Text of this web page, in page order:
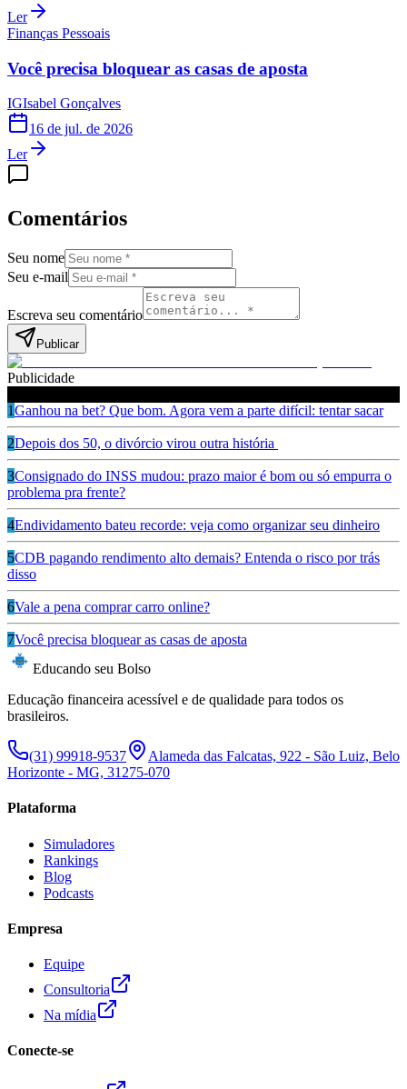
Ler
Finanças Pessoais
Você precisa bloquear as casas de aposta
IGIsabel Gonçalves
16 de jul. de 2026
Ler
Comentários
Seu nome
Seu e-mail
Escreva seu comentário
Publicar
Publicidade
1Ganhou na bet? Que bom. Agora vem a parte difícil: tentar sacar
2Depois dos 50, o divórcio virou outra história
3Consignado do INSS mudou: prazo maior é bom ou só empurra o
problema pra frente?
4Endividamento bateu recorde: veja como organizar seu dinheiro
5CDB pagando rendimento alto demais? Entenda o risco por trás
disso
6Vale a pena comprar carro online?
7Você precisa bloquear as casas de aposta
Educando seu Bolso
Educação financeira acessível e de qualidade para todos os
brasileiros.
(31) 99918-9537
Alameda das Falcatas, 922 - São Luiz, Belo
Horizonte - MG, 31275-070
Plataforma
Simuladores
Rankings
Blog
Podcasts
Empresa
Equipe
Consultoria
Na mídia
Conecte-se